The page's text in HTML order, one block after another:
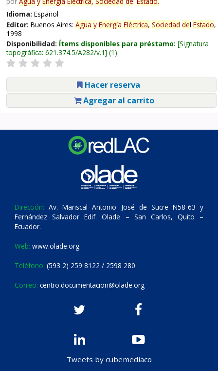
Idioma: Español
Editor: Buenos Aires: Agua y Energía Eléctrica, Sociedad del Estado,
1998
Disponibilidad: Ítems disponibles para préstamo: Signatura
topográfica: 621.374.5/A282/v.1 (1).
Hacer reserva
Agregar al carrito
Dirección: Av. Mariscal Antonio José de Sucre N58-63 y
Fernández Salvador Edif. Olade – San Carlos, Quito –
Ecuador.
Web: www.olade.org
Teléfono: (593 2) 259 8122 / 2598 280
Correo: centro.documentacion@olade.org
Tweets by cubemediaco